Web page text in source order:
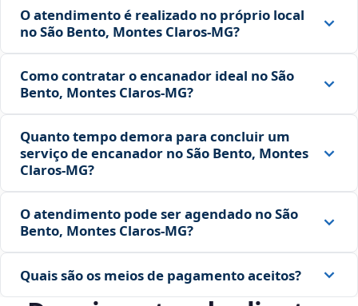
O atendimento é realizado no próprio local
no São Bento, Montes Claros‑MG?
Como contratar o encanador ideal no São
Bento, Montes Claros‑MG?
Quanto tempo demora para concluir um
serviço de encanador no São Bento, Montes
Claros‑MG?
O atendimento pode ser agendado no São
Bento, Montes Claros‑MG?
Quais são os meios de pagamento aceitos?